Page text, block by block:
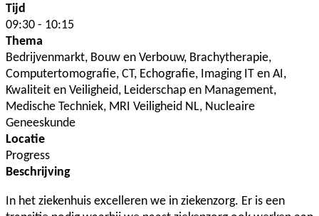
Tijd
09:30 - 10:15
Thema
Bedrijvenmarkt, Bouw en Verbouw, Brachytherapie,
Computertomografie, CT, Echografie, Imaging IT en AI,
Kwaliteit en Veiligheid, Leiderschap en Management,
Medische Techniek, MRI Veiligheid NL, Nucleaire
Geneeskunde
Locatie
Progress
Beschrijving
In het ziekenhuis excelleren we in ziekenzorg. Er is een